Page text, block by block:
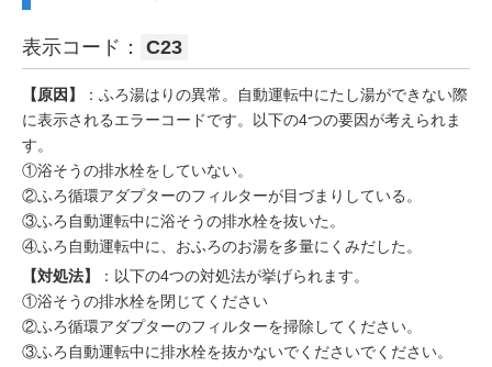
表示コード： C23
【原因】
：ふろ湯はりの異常。自動運転中にたし湯ができない際
に表示されるエラーコードです。以下の4つの要因が考えられま
す。
①浴そうの排水栓をしていない。
②ふろ循環アダプターのフィルターが目づまりしている。
③ふろ自動運転中に浴そうの排水栓を抜いた。
④ふろ自動運転中に、おふろのお湯を多量にくみだした。
【対処法】
：以下の4つの対処法が挙げられます。
①浴そうの排水栓を閉じてください
②ふろ循環アダプターのフィルターを掃除してください。
③ふろ自動運転中に排水栓を抜かないでくださいでください。